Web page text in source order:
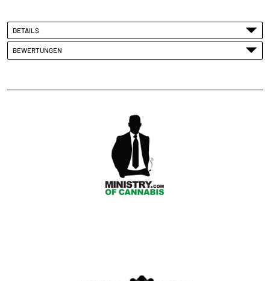
DETAILS
BEWERTUNGEN